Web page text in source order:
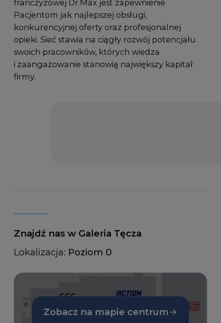
franczyzowej Dr.Max jest zapewnienie
Pacjentom jak najlepszej obsługi,
konkurencyjnej oferty oraz profesjonalnej
opieki. Sieć stawia na ciągły rozwój potencjału
swoich pracowników, których wiedza
i zaangażowanie stanowią największy kapitał
firmy.
Znajdź nas w Galeria Tęcza
Lokalizacja: Poziom 0
Zobacz na mapie centrum